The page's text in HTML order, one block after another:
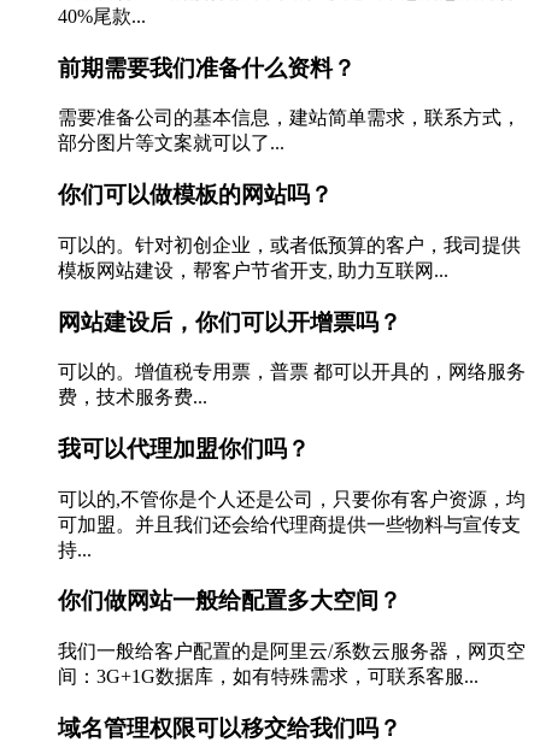
40%尾款...
前期需要我们准备什么资料？
需要准备公司的基本信息，建站简单需求，联系方式，
部分图片等文案就可以了...
你们可以做模板的网站吗？
可以的。针对初创企业，或者低预算的客户，我司提供
模板网站建设，帮客户节省开支, 助力互联网...
网站建设后，你们可以开增票吗？
可以的。增值税专用票，普票 都可以开具的，网络服务
费，技术服务费...
我可以代理加盟你们吗？
可以的,不管你是个人还是公司，只要你有客户资源，均
可加盟。并且我们还会给代理商提供一些物料与宣传支
持...
你们做网站一般给配置多大空间？
我们一般给客户配置的是阿里云/系数云服务器，网页空
间：3G+1G数据库，如有特殊需求，可联系客服...
域名管理权限可以移交给我们吗？